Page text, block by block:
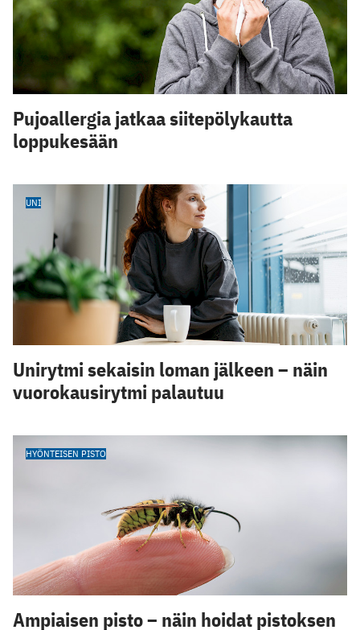
Pujoallergia jatkaa siitepölykautta
loppukesään
UNI
Unirytmi sekaisin loman jälkeen – näin
vuorokausirytmi palautuu
HYÖNTEISEN PISTO
Ampiaisen pisto – näin hoidat pistoksen